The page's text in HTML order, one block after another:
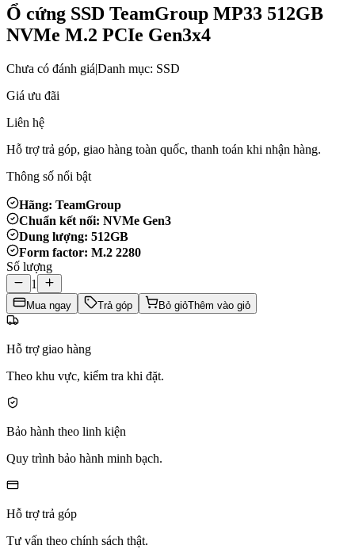
Ổ cứng SSD TeamGroup MP33 512GB
NVMe M.2 PCIe Gen3x4
Chưa có đánh giá|Danh mục: SSD
Giá ưu đãi
Liên hệ
Hỗ trợ trả góp, giao hàng toàn quốc, thanh toán khi nhận hàng.
Thông số nổi bật
Hãng: TeamGroup
Chuẩn kết nối: NVMe Gen3
Dung lượng: 512GB
Form factor: M.2 2280
Số lượng
1
Mua ngay Trả góp Bỏ giỏThêm vào giỏ
Hỗ trợ giao hàng
Theo khu vực, kiểm tra khi đặt.
Bảo hành theo linh kiện
Quy trình bảo hành minh bạch.
Hỗ trợ trả góp
Tư vấn theo chính sách thật.